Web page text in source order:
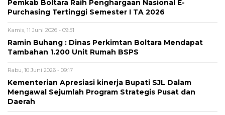
Pemkab Boltara Raih Penghargaan Nasional E-
Purchasing Tertinggi Semester I TA 2026
Kamis, 11 Juni 2026 - 09:51
Ramin Buhang : Dinas Perkimtan Boltara Mendapat
Tambahan 1.200 Unit Rumah BSPS‎
Rabu, 10 Juni 2026 - 09:17
Kementerian Apresiasi kinerja Bupati SJL Dalam
Mengawal Sejumlah Program Strategis Pusat dan
Daerah